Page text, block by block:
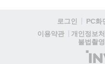
로그인 PC화
이용약관
개인정보
불법촬